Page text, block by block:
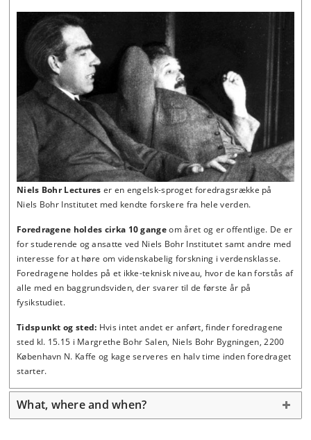
Niels Bohr Lectures er en engelsk-sproget foredragsrække på
Niels Bohr Institutet med kendte forskere fra hele verden.
Foredragene holdes cirka 10 gangeom året og er offentlige. De er
for studerende og ansatte ved Niels Bohr Institutet samt andre med
interesse for at høre om videnskabelig forskning i verdensklasse.
Foredragene holdes på et ikke-teknisk niveau, hvor de kan forstås af
alle med en baggrundsviden, der svarer til de første år på
fysikstudiet.
Tidspunkt og sted: Hvis intet andet er anført, finder foredragene
sted kl. 15.15 i Margrethe Bohr Salen, Niels Bohr Bygningen, 2200
København N. Kaffe og kage serveres en halv time inden foredraget
starter.
What, where and when?